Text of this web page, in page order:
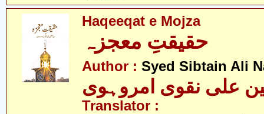
Haqeeqat e Mojza
حقیقتِ معجزہ
Author : Syed Sibtain Ali
علی نقوی امروہوی
Translator :